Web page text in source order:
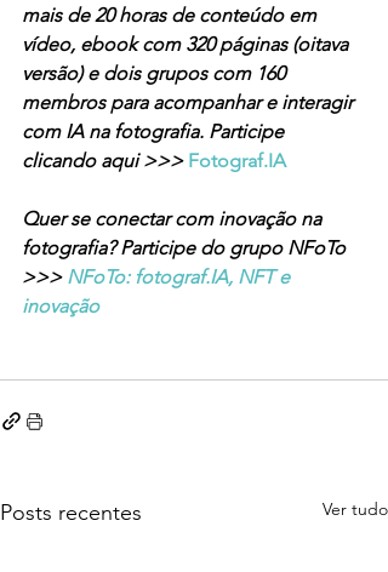
mais de 20 horas de conteúdo em
vídeo, ebook com 320 páginas (oitava
versão) e dois grupos com 160
membros para acompanhar e interagir
com IA na fotografia. Participe
clicando aqui >>> Fotograf.IA
Quer se conectar com inovação na
fotografia? Participe do grupo NFoTo
>>> NFoTo: fotograf.IA, NFT e
inovação
Posts recentes Ver tudo